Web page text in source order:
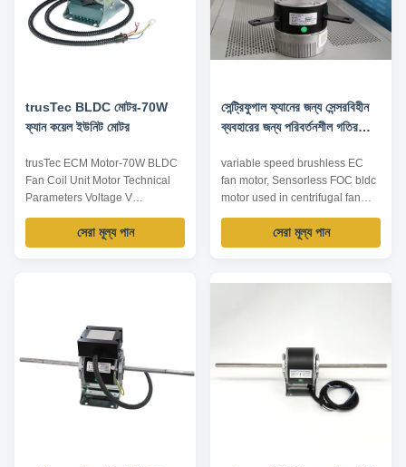
trusTec BLDC মোটর-70W
ফ্যান কয়েল ইউনিট মোটর
trusTec ECM Motor-70W BLDC
Fan Coil Unit Motor​ Technical
Parameters Voltage V
Frequency Hz Input Power W
Current A Output Power W
Speed RPM Torque N·m ZTS-
220 50 93 0.75 70 1250 0.53 ...
সেরা মূল্য পান
সেন্ট্রিফুগাল ফ্যানের জন্য সেন্সরবিহীন
ব্যবহারের জন্য পরিবর্তনশীল গতির
variable speed brushless EC
fan motor, Sensorless FOC bldc
motor used in centrifugal fan
Technical Parameters: Name
EC motor(motor, power supply,
driver) Input voltage AC 120V
Operating voltage AC
সেরা মূল্য পান